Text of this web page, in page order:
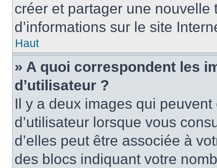
créer et partager une
d’informations sur le site
Haut
» A quoi correspondent les
d’utilisateur ?
Il y a deux images qui
d’utilisateur lorsque vous
d’elles peut être associée à
des blocs indiquant votre